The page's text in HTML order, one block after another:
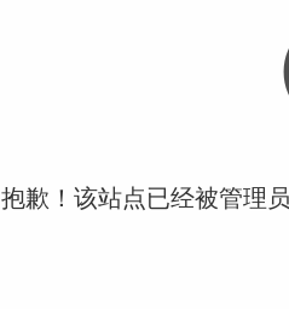
抱歉！该站点已经被管理